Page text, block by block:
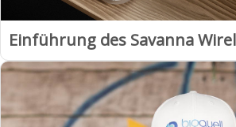
Einführung des Savanna